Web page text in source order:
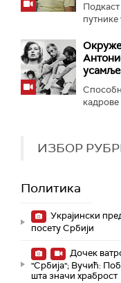
Подкаст
ИЗБОР
Политика
Украјински
посету Србији
Дочек
"Србија"; Вучић:
шта значи храброст